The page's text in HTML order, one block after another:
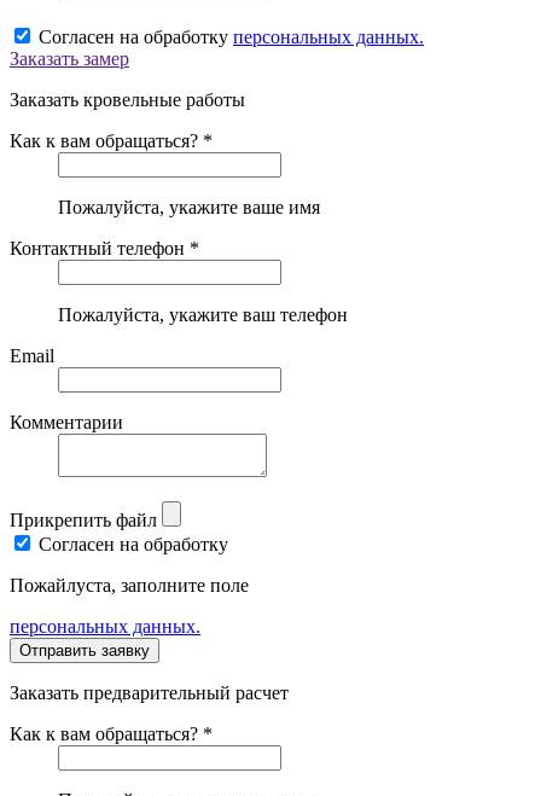
Согласен на обработку персональных данных.
Заказать замер
Заказать кровельные работы
Как к вам обращаться? *
Пожалуйста, укажите ваше имя
Контактный телефон *
Пожалуйста, укажите ваш телефон
Email
Комментарии
Прикрепить файл
Согласен на обработку
Пожайлуста, заполните поле
персональных данных.
Заказать предварительный расчет
Как к вам обращаться? *